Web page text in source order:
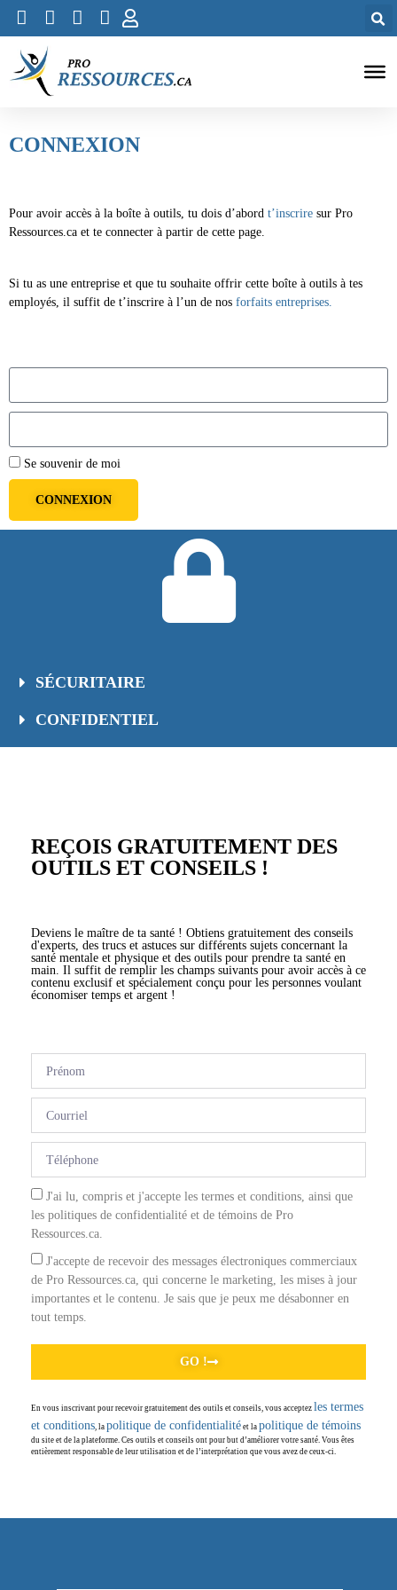
CONNEXION
Pour avoir accès à la boîte à outils, tu dois d’abord t’inscrire sur Pro
Ressources.ca et te connecter à partir de cette page.
Si tu as une entreprise et que tu souhaite offrir cette boîte à outils à tes
employés, il suffit de t’inscrire à l’un de nos forfaits entreprises.
Se souvenir de moi
CONNEXION
SÉCURITAIRE
CONFIDENTIEL
REÇOIS GRATUITEMENT DES
OUTILS ET CONSEILS !
Deviens le maître de ta santé ! Obtiens gratuitement des conseils
d'experts, des trucs et astuces sur différents sujets concernant la
santé mentale et physique et des outils pour prendre ta santé en
main. Il suffit de remplir les champs suivants pour avoir accès à ce
contenu exclusif et spécialement conçu pour les personnes voulant
économiser temps et argent !
J'ai lu, compris et j'accepte les termes et conditions, ainsi que
les politiques de confidentialité et de témoins de Pro
Ressources.ca.
J'accepte de recevoir des messages électroniques commerciaux
de Pro Ressources.ca, qui concerne le marketing, les mises à jour
importantes et le contenu. Je sais que je peux me désabonner en
tout temps.
GO !
En vous inscrivant pour recevoir gratuitement des outils et conseils, vous acceptez les termes
et conditions, la politique de confidentialité et la politique de témoins
du site et de la plateforme. Ces outils et conseils ont pour but d’améliorer votre santé. Vous êtes
entièrement responsable de leur utilisation et de l’interprétation que vous avez de ceux-ci.